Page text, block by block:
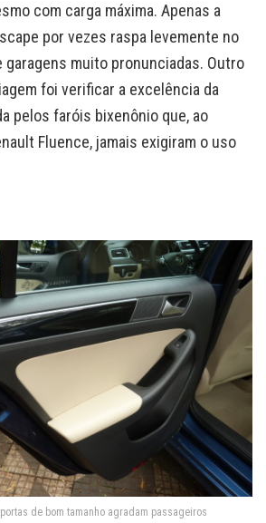
com carga máxima. Apenas a
por vezes raspa levemente no
garagens muito pronunciadas. Outro
foi verificar a excelência da
pelos faróis bixenônio que, ao
Fluence, jamais exigiram o uso
de bom tamanho agradam passageiros